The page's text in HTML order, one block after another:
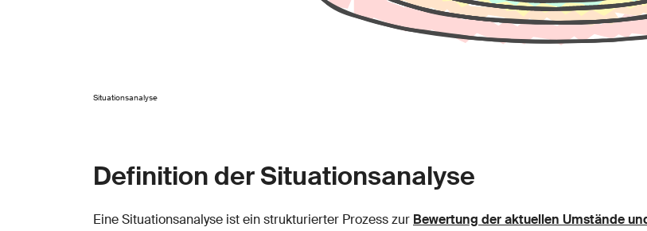
Situationsanalyse
Definition der Situationsanalyse
Eine Situationsanalyse ist ein strukturierter Prozess zur Bewertung der aktuellen Umstände